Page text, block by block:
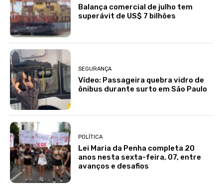
Balança comercial de julho tem
superávit de US$ 7 bilhões
SEGURANÇA
Vídeo: Passageira quebra vidro de
ônibus durante surto em São Paulo
POLÍTICA
Lei Maria da Penha completa 20
anos nesta sexta-feira, 07, entre
avanços e desafios